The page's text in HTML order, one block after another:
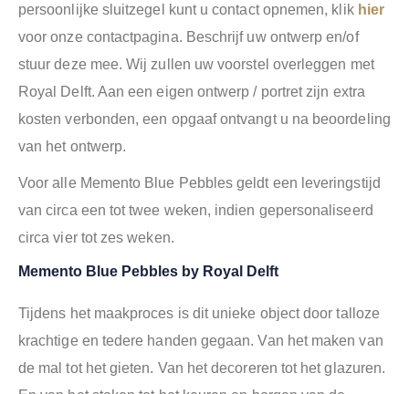
persoonlijke sluitzegel kunt u contact opnemen, klik hier
voor onze contactpagina. Beschrijf uw ontwerp en/of
stuur deze mee. Wij zullen uw voorstel overleggen met
Royal Delft. Aan een eigen ontwerp / portret zijn extra
kosten verbonden, een opgaaf ontvangt u na beoordeling
van het ontwerp.
Voor alle Memento Blue Pebbles geldt een leveringstijd
van circa een tot twee weken, indien gepersonaliseerd
circa vier tot zes weken.
Memento Blue Pebbles by Royal Delft
Tijdens het maakproces is dit unieke object door talloze
krachtige en tedere handen gegaan. Van het maken van
de mal tot het gieten. Van het decoreren tot het glazuren.